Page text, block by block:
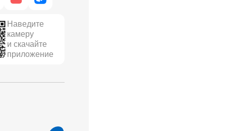
Наведите
камеру
и скачайте
приложение